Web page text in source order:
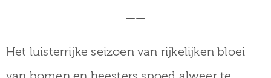
——
Het luisterrijke seizoen van rijkelijken bloei